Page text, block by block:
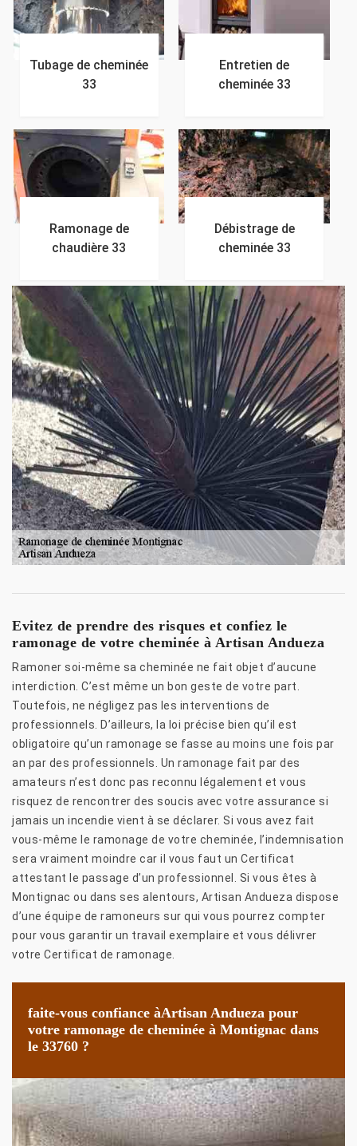
Tubage de cheminée
33
Entretien de
cheminée 33
Ramonage de
chaudière 33
Débistrage de
cheminée 33
Evitez de prendre des risques et confiez le
ramonage de votre cheminée à Artisan Andueza
Ramoner soi-même sa cheminée ne fait objet d’aucune
interdiction. C’est même un bon geste de votre part.
Toutefois, ne négligez pas les interventions de
professionnels. D’ailleurs, la loi précise bien qu’il est
obligatoire qu’un ramonage se fasse au moins une fois par
an par des professionnels. Un ramonage fait par des
amateurs n’est donc pas reconnu légalement et vous
risquez de rencontrer des soucis avec votre assurance si
jamais un incendie vient à se déclarer. Si vous avez fait
vous-même le ramonage de votre cheminée, l’indemnisation
sera vraiment moindre car il vous faut un Certificat
attestant le passage d’un professionnel. Si vous êtes à
Montignac ou dans ses alentours, Artisan Andueza dispose
d’une équipe de ramoneurs sur qui vous pourrez compter
pour vous garantir un travail exemplaire et vous délivrer
votre Certificat de ramonage.
faite-vous confiance àArtisan Andueza pour
votre ramonage de cheminée à Montignac dans
le 33760 ?